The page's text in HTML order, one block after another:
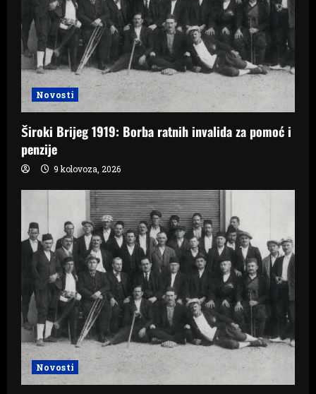
Novosti
Široki Brijeg 1919: Borba ratnih invalida za pomoć i
penzije
9 kolovoza, 2026
Novosti